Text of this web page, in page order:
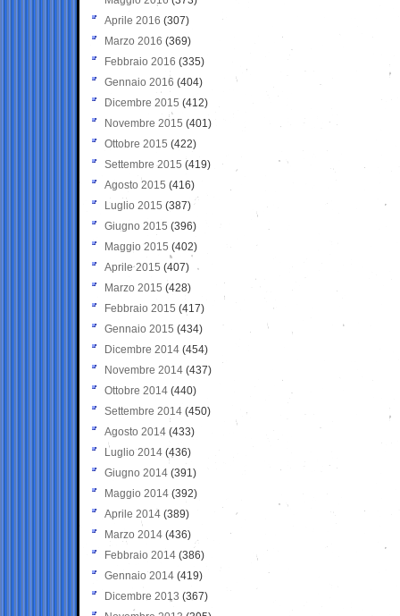
Aprile 2016 (307)
Marzo 2016 (369)
Febbraio 2016 (335)
Gennaio 2016 (404)
Dicembre 2015 (412)
Novembre 2015 (401)
Ottobre 2015 (422)
Settembre 2015 (419)
Agosto 2015 (416)
Luglio 2015 (387)
Giugno 2015 (396)
Maggio 2015 (402)
Aprile 2015 (407)
Marzo 2015 (428)
Febbraio 2015 (417)
Gennaio 2015 (434)
Dicembre 2014 (454)
Novembre 2014 (437)
Ottobre 2014 (440)
Settembre 2014 (450)
Agosto 2014 (433)
Luglio 2014 (436)
Giugno 2014 (391)
Maggio 2014 (392)
Aprile 2014 (389)
Marzo 2014 (436)
Febbraio 2014 (386)
Gennaio 2014 (419)
Dicembre 2013 (367)